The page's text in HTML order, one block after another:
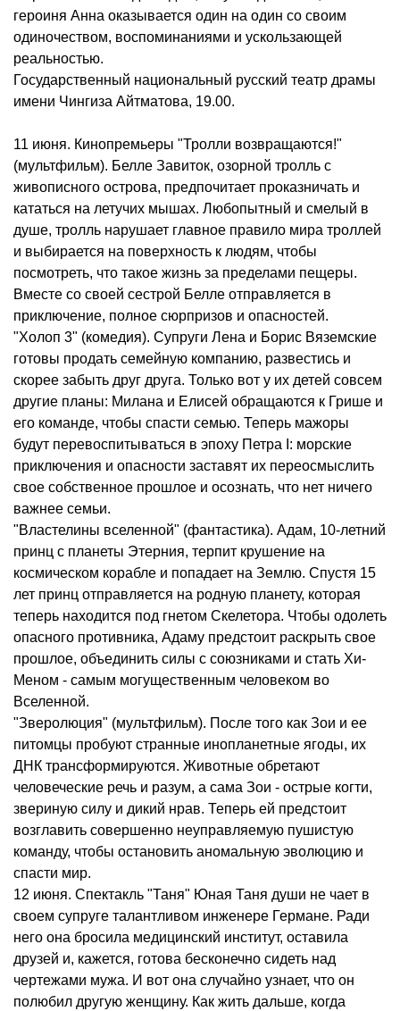
героиня Анна оказывается один на один со своим
одиночеством, воспоминаниями и ускользающей
реальностью.
Государственный национальный русский театр драмы
имени Чингиза Айтматова, 19.00.
11 июня. Кинопремьеры "Тролли возвращаются!"
(мультфильм). Белле Завиток, озорной тролль с
живописного острова, предпочитает проказничать и
кататься на летучих мышах. Любопытный и смелый в
душе, тролль нарушает главное правило мира троллей
и выбирается на поверхность к людям, чтобы
посмотреть, что такое жизнь за пределами пещеры.
Вместе со своей сестрой Белле отправляется в
приключение, полное сюрпризов и опасностей.
"Холоп 3" (комедия). Супруги Лена и Борис Вяземские
готовы продать семейную компанию, развестись и
скорее забыть друг друга. Только вот у их детей совсем
другие планы: Милана и Елисей обращаются к Грише и
его команде, чтобы спасти семью. Теперь мажоры
будут перевоспитываться в эпоху Петра I: морские
приключения и опасности заставят их переосмыслить
свое собственное прошлое и осознать, что нет ничего
важнее семьи.
"Властелины вселенной" (фантастика). Адам, 10-летний
принц с планеты Этерния, терпит крушение на
космическом корабле и попадает на Землю. Спустя 15
лет принц отправляется на родную планету, которая
теперь находится под гнетом Скелетора. Чтобы одолеть
опасного противника, Адаму предстоит раскрыть свое
прошлое, объединить силы с союзниками и стать Хи-
Меном - самым могущественным человеком во
Вселенной.
"Зверолюция" (мультфильм). После того как Зои и ее
питомцы пробуют странные инопланетные ягоды, их
ДНК трансформируются. Животные обретают
человеческие речь и разум, а сама Зои - острые когти,
звериную силу и дикий нрав. Теперь ей предстоит
возглавить совершенно неуправляемую пушистую
команду, чтобы остановить аномальную эволюцию и
спасти мир.
12 июня. Спектакль "Таня" Юная Таня души не чает в
своем супруге талантливом инженере Германе. Ради
него она бросила медицинский институт, оставила
друзей и, кажется, готова бесконечно сидеть над
чертежами мужа. И вот она случайно узнает, что он
полюбил другую женщину. Как жить дальше, когда